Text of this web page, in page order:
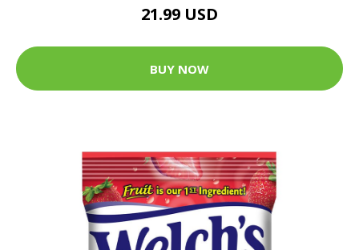
21.99 USD
BUY NOW